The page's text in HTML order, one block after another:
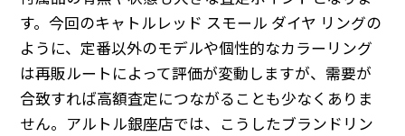
す。今回のキャトルレッド スモール ダイヤ リングの
ように、定番以外のモデルや個性的なカラーリング
は再販ルートによって評価が変動しますが、需要が
合致すれば高額査定につながることも少なくありま
せん。アルトル銀座店では、こうしたブランドリン